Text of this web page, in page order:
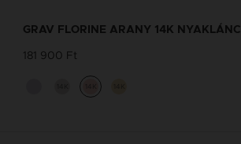
GRAV FLORINE ARANY 14K NYAKLÁNC
181 900 Ft